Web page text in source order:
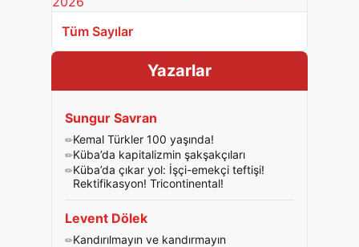
Tüm Sayılar
Yazarlar
Sungur Savran
Kemal Türkler 100 yaşında!
Küba’da kapitalizmin şakşakçıları
Küba’da çıkar yol: İşçi-emekçi teftişi!
Rektifikasyon! Tricontinental!
Levent Dölek
Kandırılmayın ve kandırmayın